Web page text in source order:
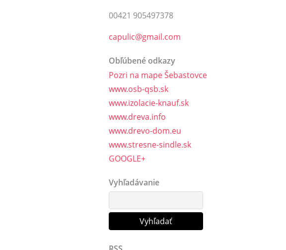
00421 905497378
capulic@gmail.com
Obľúbené odkazy
Pozri na mape Šebastovce
www.osb-qsb.sk
www.izolacie-knauf.sk
www.dreva.info
www.drevo-dom.eu
www.stresne-sindle.sk
GOOGLE+
Vyhľadávanie